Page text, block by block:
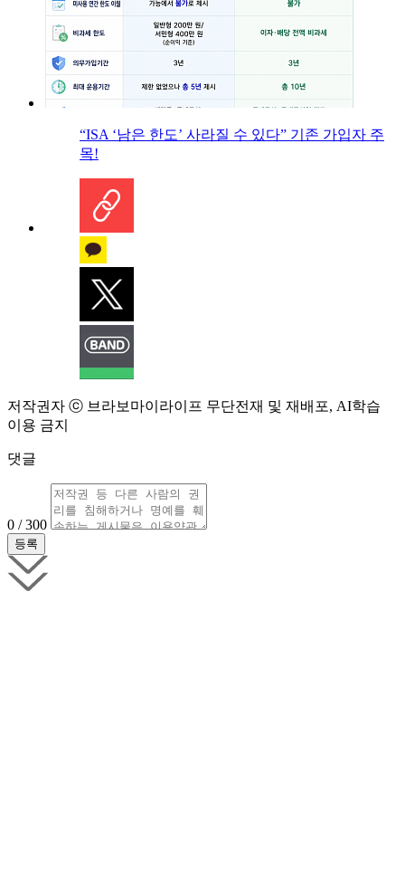
“ISA ‘남은 한도’ 사라질 수 있다” 기존 가입자 주
목!
저작권자 ⓒ 브라보마이라이프 무단전재 및 재배포, AI학습
이용 금지
댓글
0 / 300